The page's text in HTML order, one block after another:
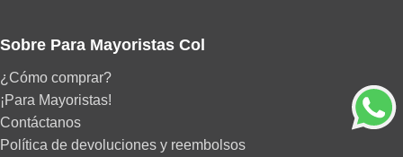
Sobre Para Mayoristas Col
¿Cómo comprar?
¡Para Mayoristas!
Contáctanos
Política de devoluciones y reembolsos